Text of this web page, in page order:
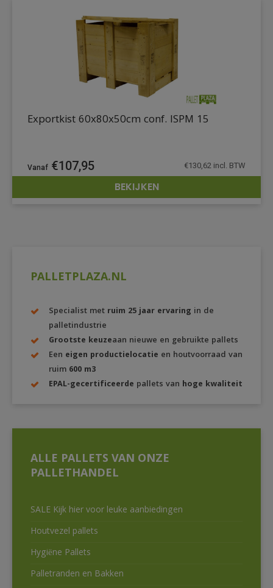
PALLETPLAZA.NL
Specialist met ruim 25 jaar ervaring in de
palletindustrie
Grootste keuzeaan nieuwe en gebruikte pallets
Een eigen productielocatie en houtvoorraad van
ruim 600 m3
EPAL-gecertificeerde pallets van hoge kwaliteit
ALLE PALLETS VAN ONZE
PALLETHANDEL
SALE Kijk hier voor leuke aanbiedingen
Houtvezel pallets
Hygiëne Pallets
Palletranden en Bakken
DETAILS
Exportkist 60x80x50cm conf. ISPM 15
€107,95 €130,62 incl. BTW
BEKIJKEN